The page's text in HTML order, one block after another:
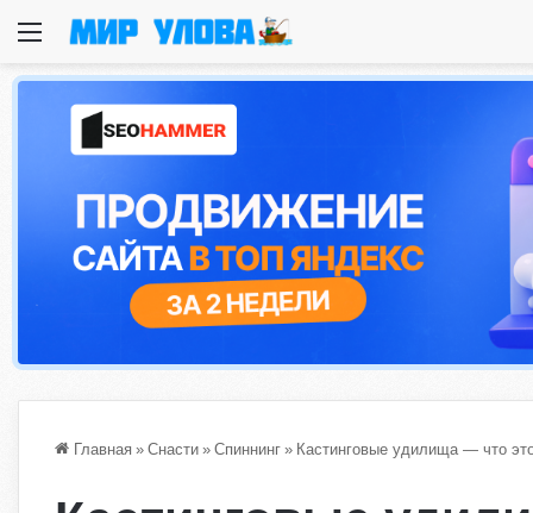
Меню
Главная » Снасти » Спиннинг » Кастинговые удилища — что